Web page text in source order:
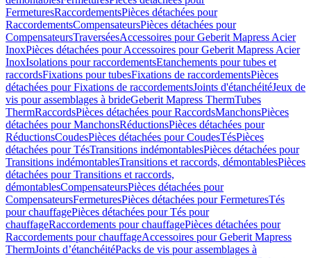
FermeturesRaccordementsPièces détachées pour
RaccordementsCompensateursPièces détachées pour
CompensateursTraverséesAccessoires pour Geberit Mapress Acier
InoxPièces détachées pour Accessoires pour Geberit Mapress Acier
InoxIsolations pour raccordementsEtanchements pour tubes et
raccordsFixations pour tubesFixations de raccordementsPièces
détachées pour Fixations de raccordementsJoints d'étanchéitéJeux de
vis pour assemblages à brideGeberit Mapress ThermTubes
ThermRaccordsPièces détachées pour RaccordsManchonsPièces
détachées pour ManchonsRéductionsPièces détachées pour
RéductionsCoudesPièces détachées pour CoudesTésPièces
détachées pour TésTransitions indémontablesPièces détachées pour
Transitions indémontablesTransitions et raccords, démontablesPièces
détachées pour Transitions et raccords,
démontablesCompensateursPièces détachées pour
CompensateursFermeturesPièces détachées pour FermeturesTés
pour chauffagePièces détachées pour Tés pour
chauffageRaccordements pour chauffagePièces détachées pour
Raccordements pour chauffageAccessoires pour Geberit Mapress
ThermJoints d’étanchéitéPacks de vis pour assemblages à